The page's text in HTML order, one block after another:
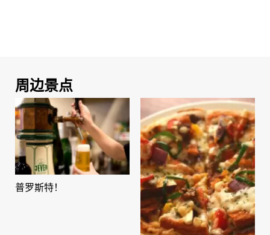
周边景点
普罗斯特！